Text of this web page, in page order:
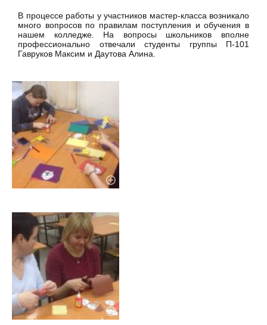
В процессе работы у участников мастер-класса возникало
много вопросов по правилам поступления и обучения в
нашем колледже. На вопросы школьников вполне
профессионально отвечали студенты группы П-101
Гавруков Максим и Даутова Алина.